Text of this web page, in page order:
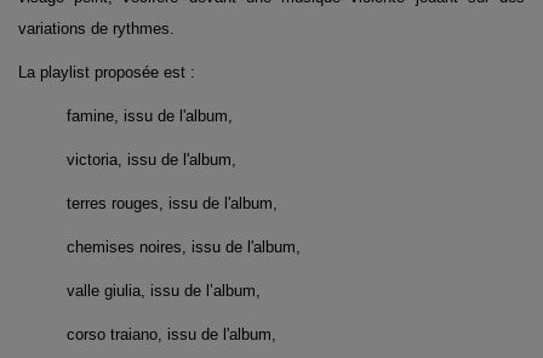
variations de rythmes.
La playlist proposée est :
famine, issu de l'album,
victoria, issu de l'album,
terres rouges, issu de l'album,
chemises noires, issu de l'album,
valle giulia, issu de l’album,
corso traiano, issu de l'album,